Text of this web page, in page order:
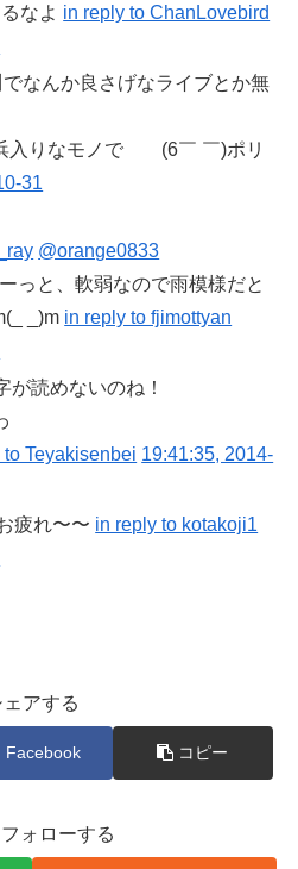
なよ in reply to ChanLovebird
なんか良さげなライブとか無
入りなモノで (6￣ ￣)ポリ
31
@orange0833
っと、軟弱なので雨模様だと
_)m in reply to fjimottyan
が読めないのね！
to Teyakisenbei 19:41:35, 2014-
疲れ〜〜 in reply to kotakoji1
ェアする
Facebook コピー
ォローする